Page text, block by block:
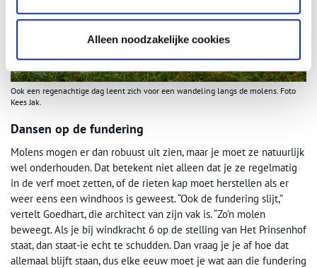
Alleen noodzakelijke cookies
Ook een regenachtige dag leent zich voor een wandeling langs de molens. Foto
Kees Jak.
Dansen op de fundering
Molens mogen er dan robuust uit zien, maar je moet ze natuurlijk
wel onderhouden. Dat betekent niet alleen dat je ze regelmatig
in de verf moet zetten, of de rieten kap moet herstellen als er
weer eens een windhoos is geweest. “Ook de fundering slijt,”
vertelt Goedhart, die architect van zijn vak is. “Zo’n molen
beweegt. Als je bij windkracht 6 op de stelling van Het Prinsenhof
staat, dan staat-ie echt te schudden. Dan vraag je je af hoe dat
allemaal blijft staan, dus elke eeuw moet je wat aan die fundering